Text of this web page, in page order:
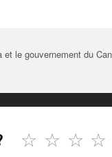
le gouvernement du
☆
☆
☆
☆